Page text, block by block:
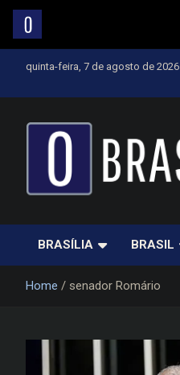
quinta-feira, 7 de agosto de 2026
BRASÍLIA BRASIL
Home senador Romário